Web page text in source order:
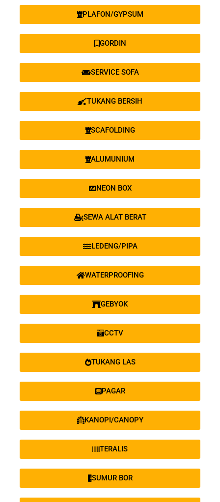
PLAFON/GYPSUM
GORDIN
SERVICE SOFA
TUKANG BERSIH
SCAFOLDING
ALUMUNIUM
NEON BOX
SEWA ALAT BERAT
LEDENG/PIPA
WATERPROOFING
GEBYOK
CCTV
TUKANG LAS
PAGAR
KANOPI/CANOPY
TERALIS
SUMUR BOR